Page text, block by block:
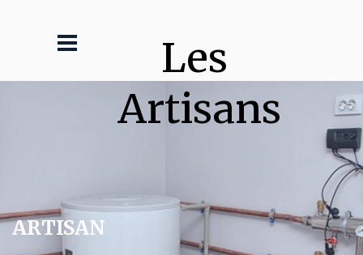
Les
Artisans
ARTISAN